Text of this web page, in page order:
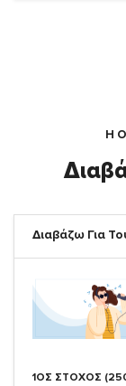
Η
Διαβάζω Για
1ΟΣ ΣΤΟΧΟΣ